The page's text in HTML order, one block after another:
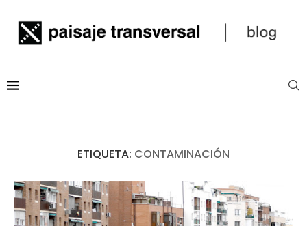
ETIQUETA: CONTAMINACIÓN